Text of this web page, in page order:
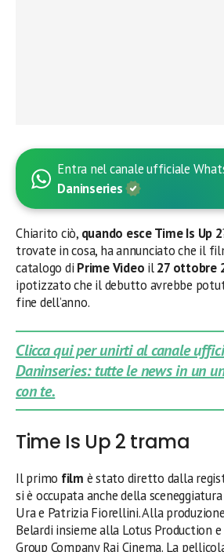
Entra nel canale ufficiale
Daninseries
Chiarito ciò, quando esce Time Is Up 2
trovate in cosa, ha annunciato che il
catalogo di Prime Video il27 ottobre
ipotizzato che il debutto avrebbe
fine dell’anno.
Clicca qui per unirti al canale
Daninseries: tutte le news in un
con te.
Time Is Up 2 trama
Il primo film è stato diretto dalla
si è occupata anche della
Ura e Patrizia Fiorellini. Alla
Belardi insieme alla Lotus Production
Group Company Rai Cinema. La